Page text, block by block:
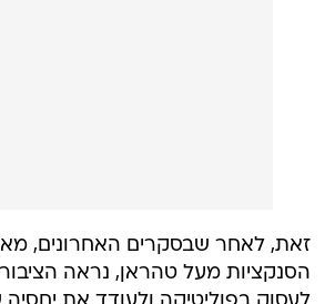
זאת, לאחר שבסקרים האחרונים,
הסנקציות מעל טהראן, נראה